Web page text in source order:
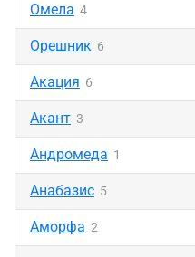
Омела 4
Орешник 6
Акация 6
Акант 3
Андромеда 1
Анабазис 5
Аморфа 2